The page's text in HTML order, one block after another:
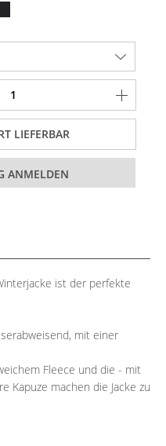
LIEFERBAR
ist der perfekte
mit einer
Fleece und die - mit
Kapuze machen die Jacke zu